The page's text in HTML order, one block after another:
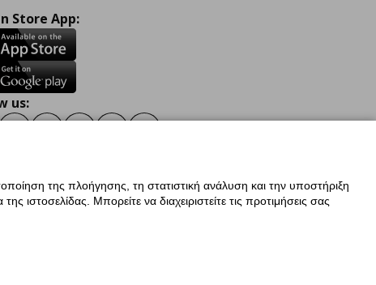
Store App:
us:
Δεδομένων
της πλοήγησης, τη στατιστική ανάλυση και την υποστήριξη
ιστοσελίδας. Μπορείτε να διαχειριστείτε τις προτιμήσεις σας